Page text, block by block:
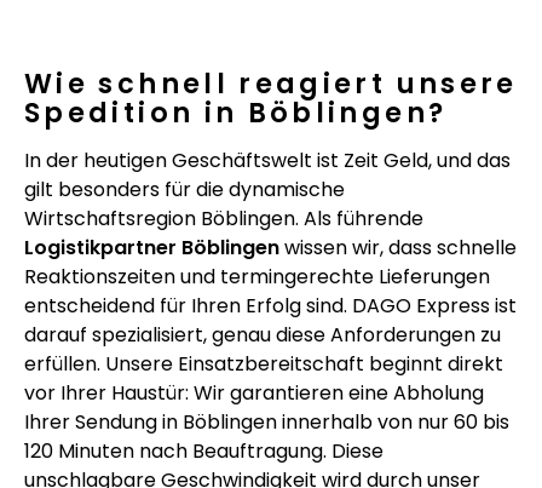
Wie schnell reagiert unsere
Spedition in Böblingen?
In der heutigen Geschäftswelt ist Zeit Geld, und das
gilt besonders für die dynamische
Wirtschaftsregion Böblingen. Als führende
Logistikpartner Böblingenwissen wir, dass schnelle
Reaktionszeiten und termingerechte Lieferungen
entscheidend für Ihren Erfolg sind. DAGO Express ist
darauf spezialisiert, genau diese Anforderungen zu
erfüllen. Unsere Einsatzbereitschaft beginnt direkt
vor Ihrer Haustür: Wir garantieren eine Abholung
Ihrer Sendung in Böblingen innerhalb von nur 60 bis
120 Minuten nach Beauftragung. Diese
unschlagbare Geschwindigkeit wird durch unser